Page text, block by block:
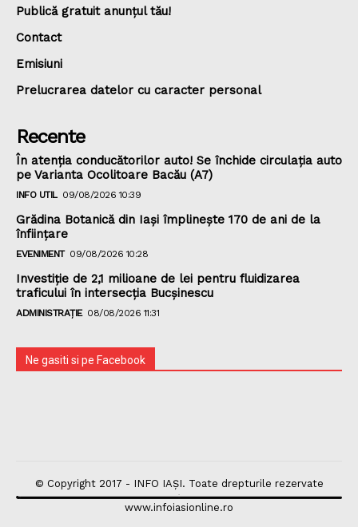
Publică gratuit anunțul tău!
Contact
Emisiuni
Prelucrarea datelor cu caracter personal
Recente
În atenția conducătorilor auto! Se închide circulația auto
pe Varianta Ocolitoare Bacău (A7)
INFO UTIL 09/08/2026 10:39
Grădina Botanică din Iaşi împlineşte 170 de ani de la
înfiinţare
EVENIMENT 09/08/2026 10:28
Investiție de 2,1 milioane de lei pentru fluidizarea
traficului în intersecția Bucșinescu
ADMINISTRAȚIE 08/08/2026 11:31
Ne gasiti si pe Facebook
© Copyright 2017 - INFO IAȘI. Toate drepturile rezervate
www.infoiasionline.ro